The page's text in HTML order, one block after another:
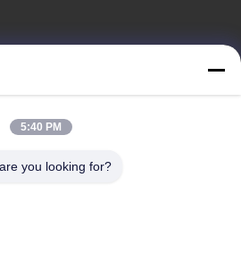
Central Qianpu 2, distrito de Siming,
5:40 PM
you looking for?